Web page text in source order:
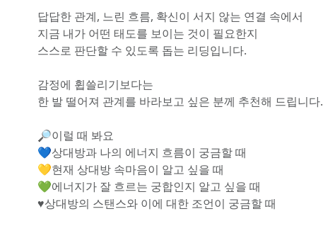
답답한 관계, 느린 흐름, 확신이 서지 않는 연결 속에서
지금 내가 어떤 태도를 보이는 것이 필요한지
스스로 판단할 수 있도록 돕는 리딩입니다.
감정에 휩쓸리기보다는
한 발 떨어져 관계를 바라보고 싶은 분께 추천해 드립니다.
🔎이럴 때 봐요
💙상대방과 나의 에너지 흐름이 궁금할 때
💛현재 상대방 속마음이 알고 싶을 때
💚에너지가 잘 흐르는 궁합인지 알고 싶을 때
♥️상대방의 스탠스와 이에 대한 조언이 궁금할 때